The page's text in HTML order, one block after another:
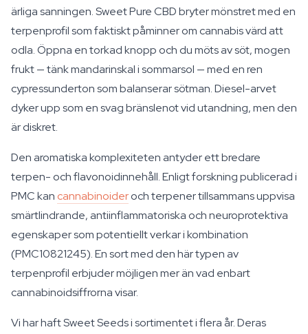
ärliga sanningen. Sweet Pure CBD bryter mönstret med en
terpenprofil som faktiskt påminner om cannabis värd att
odla. Öppna en torkad knopp och du möts av söt, mogen
frukt — tänk mandarinskal i sommarsol — med en ren
cypressunderton som balanserar sötman. Diesel-arvet
dyker upp som en svag bränslenot vid utandning, men den
är diskret.
Den aromatiska komplexiteten antyder ett bredare
terpen- och flavonoidinnehåll. Enligt forskning publicerad i
PMC kan cannabinoideroch terpener tillsammans uppvisa
smärtlindrande, antiinflammatoriska och neuroprotektiva
egenskaper som potentiellt verkar i kombination
(PMC10821245). En sort med den här typen av
terpenprofil erbjuder möjligen mer än vad enbart
cannabinoidsiffrorna visar.
Vi har haft Sweet Seeds i sortimentet i flera år. Deras